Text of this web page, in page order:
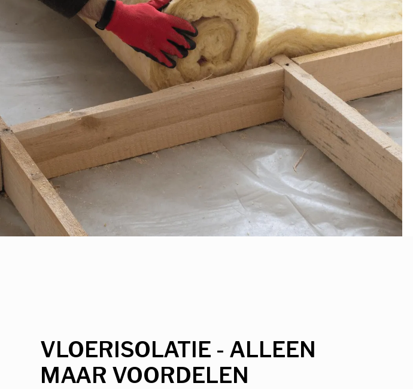
VLOERISOLATIE - ALLEEN
MAAR VOORDELEN